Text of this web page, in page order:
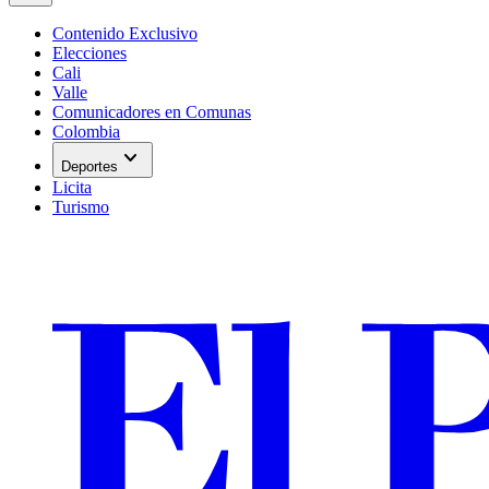
Contenido Exclusivo
Elecciones
Cali
Valle
Comunicadores en Comunas
Colombia
Deportes expand_more
Licita
Turismo